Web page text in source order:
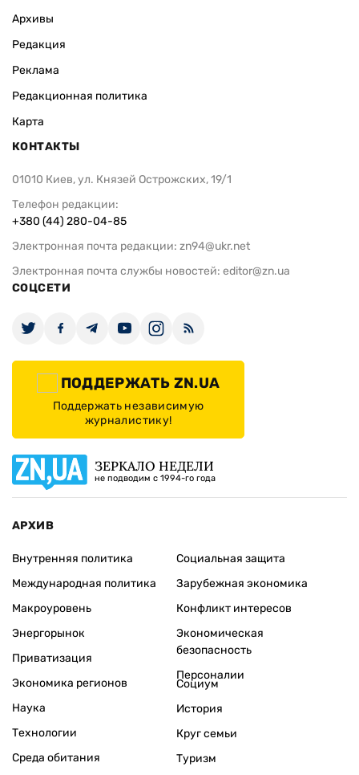
Архивы
Редакция
Реклама
Редакционная политика
Карта
КОНТАКТЫ
01010 Киев, ул. Князей Острожских, 19/1
Телефон редакции:
+380 (44) 280-04-85
Электронная почта редакции: zn94@ukr.net
Электронная почта службы новостей: editor@zn.ua
СОЦСЕТИ
ПОДДЕРЖАТЬ ZN.UA
Поддержать независимую
журналистику!
ЗЕРКАЛО НЕДЕЛИ
не подводим с 1994-го года
АРХИВ
Внутренняя политика
Международная политика
Макроуровень
Энергорынок
Приватизация
Экономика регионов
Социальная защита
Зарубежная экономика
Конфликт интересов
Экономическая
безопасность
Персоналии
Наука
Технологии
Среда обитания
Социум
История
Круг семьи
Туризм